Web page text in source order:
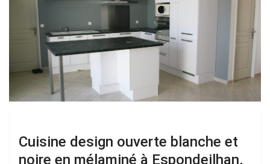
Cuisine design ouverte blanche et
noire en mélaminé à Espondeilhan,